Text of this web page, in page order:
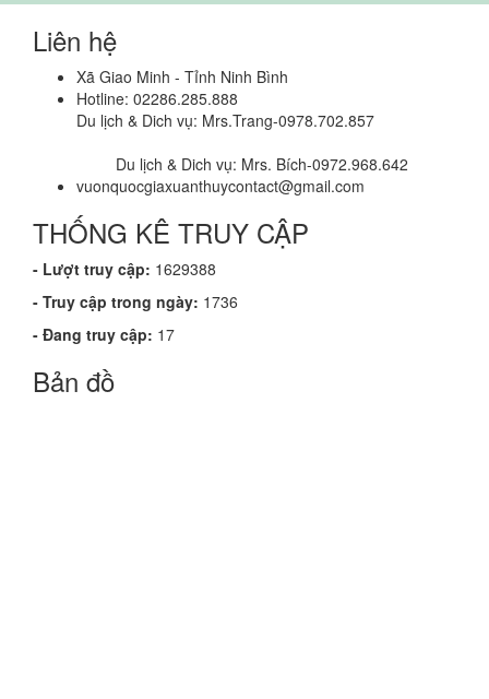
Liên hệ
Xã Giao Minh - Tỉnh Ninh Bình
Hotline: 02286.285.888
Du lịch & Dich vụ: Mrs.Trang-0978.702.857
Du lịch & Dich vụ: Mrs. Bích-0972.968.642
vuonquocgiaxuanthuycontact@gmail.com
THỐNG KÊ TRUY CẬP
- Lượt truy cập: 1629388
- Truy cập trong ngày: 1736
- Đang truy cập: 17
Bản đồ